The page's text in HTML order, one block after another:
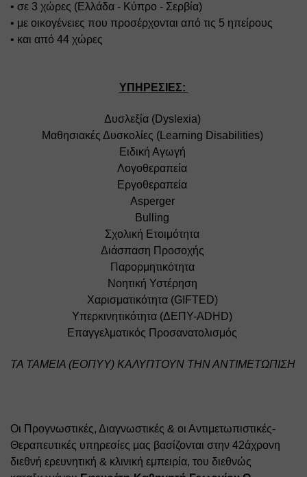
• σε 3 χώρες (Ελλάδα - Κύπρο - Σερβία)
• με οικογένειες που προσέρχονται από τις 5 ηπείρους
• και από 44 χώρες
ΥΠΗΡΕΣΙΕΣ:
Δυσλεξία (Dyslexia)
Μαθησιακές Δυσκολίες (Learning Disabilities)
Ειδική Αγωγή
Λογοθεραπεία
Εργοθεραπεία
Αsperger
Bulling
Σχολική Ετοιμότητα
Διάσπαση Προσοχής
Παρορμητικότητα
Νοητική Υστέρηση
Χαρισματικότητα (GIFTED)
Υπερκινητικότητα (ΔΕΠΥ-ADHD)
Επαγγελματικός Προσανατολισμός
ΤΑ ΤΑΜΕΙΑ (ΕΟΠΥΥ) ΚΑΛΥΠΤΟΥΝ ΤΗΝ ΑΝΤΙΜΕΤΩΠΙΣΗ
Οι Προγνωστικές, Διαγνωστικές & οι Αντιμετωπιστικές-
Θεραπευτικές υπηρεσίες μας βασίζονται στην 42άχρονη
διεθνή ερευνητική & κλινική εμπειρία, του διεθνώς